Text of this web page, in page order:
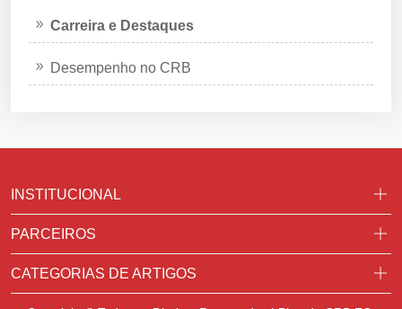
Carreira e Destaques
Desempenho no CRB
INSTITUCIONAL
PARCEIROS
CATEGORIAS DE ARTIGOS